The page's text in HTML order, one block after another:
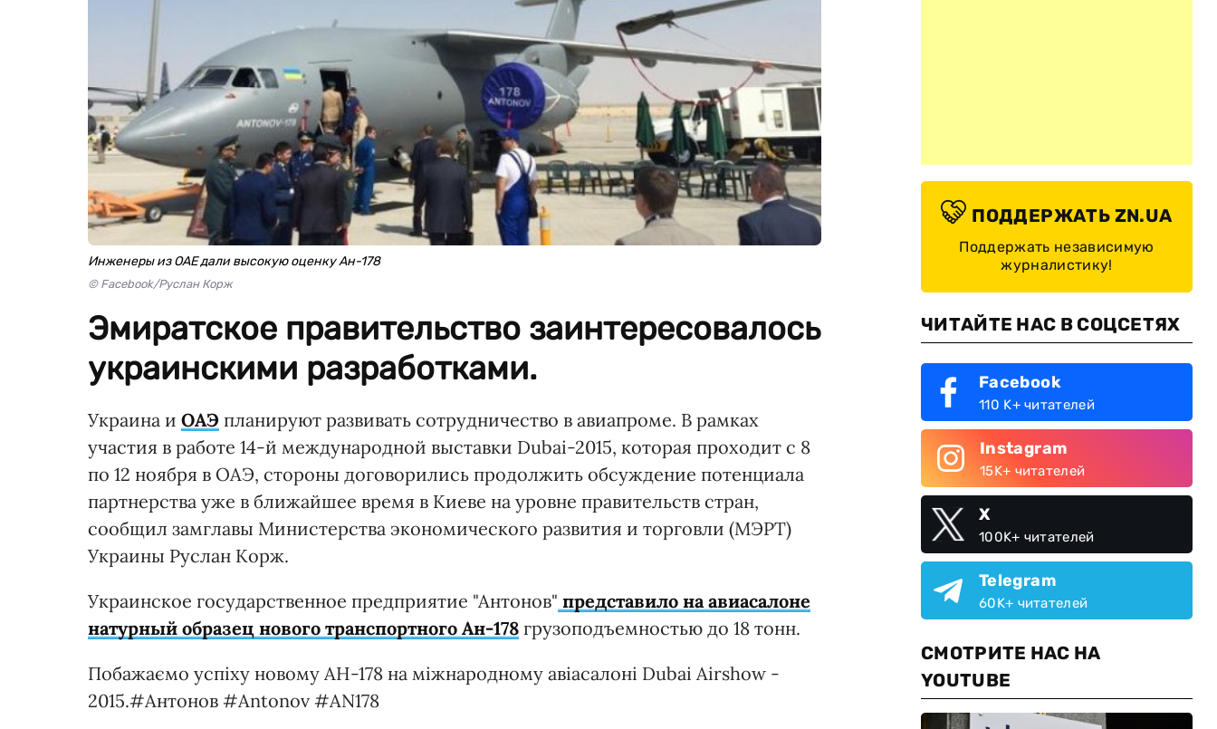
Инженеры из ОАЕ дали высокую оценку Aн-178
© Facebook/Руслан Корж
Эмиратское правительство заинтересовалось
украинскими разработками.
Украина и ОАЭ планируют развивать сотрудничество в авиапроме. В рамках
участия в работе 14-й международной выставки Dubai-2015, которая проходит с 8
по 12 ноября в ОАЭ, стороны договорились продолжить обсуждение потенциала
партнерства уже в ближайшее время в Киеве на уровне правительств стран,
сообщил замглавы Министерства экономического развития и торговли (МЭРТ)
Украины Руслан Корж.
Украинское государственное предприятие "Антонов" представило на авиасалоне
натурный образец нового транспортного Ан-178 грузоподъемностью до 18 тонн.
Побажаємо успіху новому АН-178 на міжнародному авіасалоні Dubai Airshow -
2015.#Антонов #Antonov #AN178
ПОДДЕРЖАТЬ ZN.UA
Поддержать независимую
журналистику!
ЧИТАЙТЕ НАС В СОЦСЕТЯХ
Facebook
110 K+ читателей
Instagram
15K+ читателей
X
100K+ читателей
Telegram
60K+ читателей
СМОТРИТЕ НАС НА
YOUTUBE